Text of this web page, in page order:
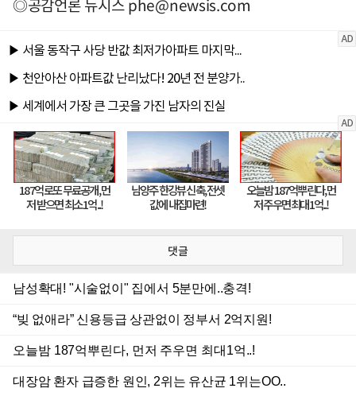
◎공감언론 뉴시스phe@newsis.com
댓글